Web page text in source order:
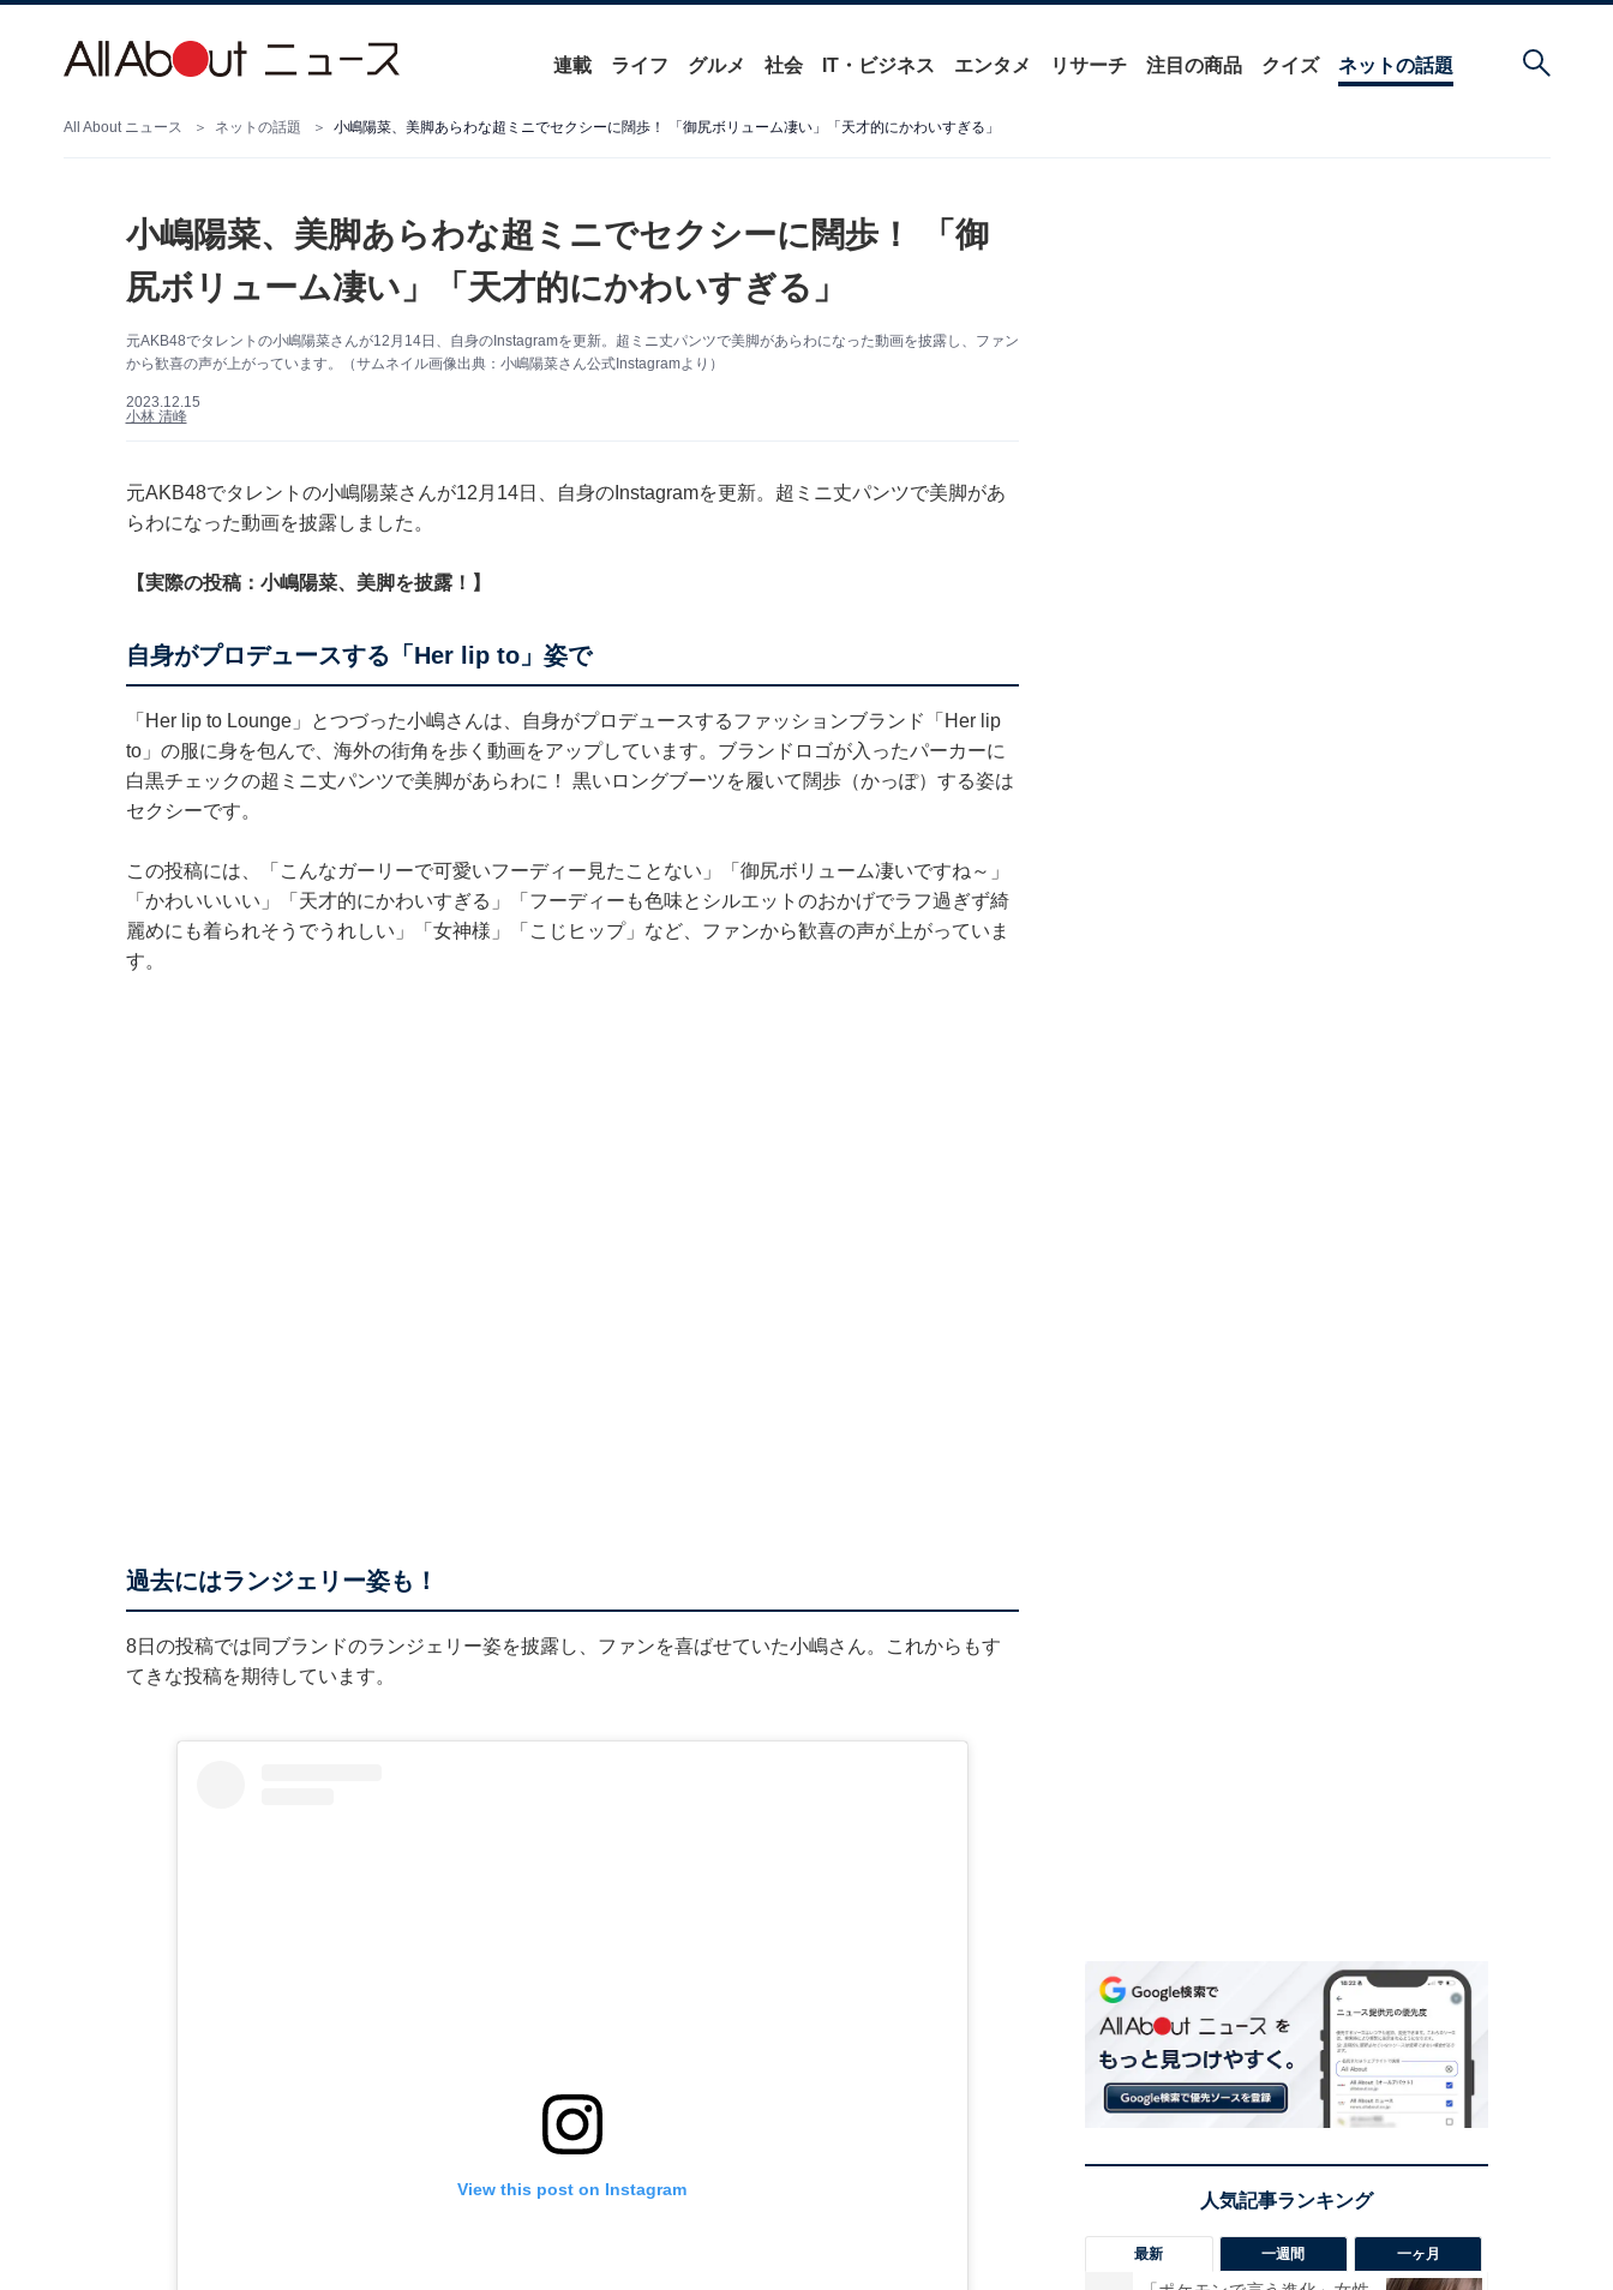
連載 ライフ グルメ 社会 IT・ビジネス エンタメ リサーチ 注目の商品 クイズ ネットの話題
All About ニュース ネットの話題 小嶋陽菜、美脚あらわな超ミニでセクシーに闊歩！ 「御尻ボリューム凄い」「天才的にかわいすぎる」
小嶋陽菜、美脚あらわな超ミニでセクシーに闊歩！ 「御
尻ボリューム凄い」「天才的にかわいすぎる」
元AKB48でタレントの小嶋陽菜さんが12月14日、自身のInstagramを更新。超ミニ丈パンツで美脚があらわになった動画を披露し、ファン
から歓喜の声が上がっています。（サムネイル画像出典：小嶋陽菜さん公式Instagramより）
2023.12.15
小林 清峰
元AKB48でタレントの小嶋陽菜さんが12月14日、自身のInstagramを更新。超ミニ丈パンツで美脚があ
らわになった動画を披露しました。
【実際の投稿：小嶋陽菜、美脚を披露！】
自身がプロデュースする「Her lip to」姿で
「Her lip to Lounge」とつづった小嶋さんは、自身がプロデュースするファッションブランド「Her lip
to」の服に身を包んで、海外の街角を歩く動画をアップしています。ブランドロゴが入ったパーカーに
白黒チェックの超ミニ丈パンツで美脚があらわに！ 黒いロングブーツを履いて闊歩（かっぽ）する姿は
セクシーです。
この投稿には、「こんなガーリーで可愛いフーディー見たことない」「御尻ボリューム凄いですね～」
「かわいいいい」「天才的にかわいすぎる」「フーディーも色味とシルエットのおかげでラフ過ぎず綺
麗めにも着られそうでうれしい」「女神様」「こじヒップ」など、ファンから歓喜の声が上がっていま
す。
過去にはランジェリー姿も！
8日の投稿では同ブランドのランジェリー姿を披露し、ファンを喜ばせていた小嶋さん。これからもす
てきな投稿を期待しています。
View this post on Instagram
最新 一週間 一ヶ月